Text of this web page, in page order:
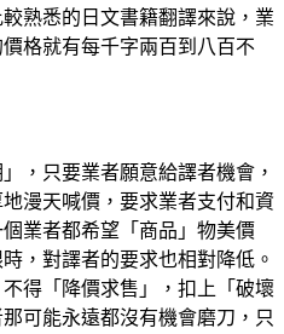
熟悉的日文書籍翻譯來說，業
格就有每千字兩百到八百不
，只要業者願意給譯者機會，
漫天喊價，要求業者支付和資
業者都希望「商品」物美價
，對譯者的要求也相對降低。
得「降價求售」，扣上「破壞
可能永遠都沒有機會磨刀，只